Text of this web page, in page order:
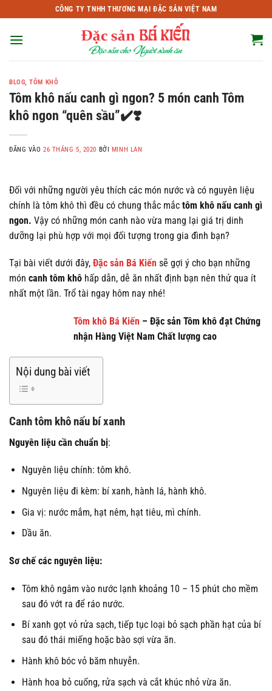
qua
nội
CÔNG TY TNHH THƯƠNG MẠI ĐẶC SẢN VIỆT NAM
BLOG,TÔM KHÔ
Tôm khô nấu canh gì ngon? 5 món canh Tôm
khô ngon “quên sầu”✔️❣️
ĐĂNG VÀO26 THÁNG 5, 2020 BỞI MINH LAN
Đối với những người yêu thích các món nước và có nguyên liệu
chính là tôm khô thì đều có chung thắc mắc tôm khô nấu canh gì
ngon. Vậy có những món canh nào vừa mang lại giá trị dinh
dưỡng lại phù hợp với mọi đối tượng trong gia đình bạn?
Tại bài viết dưới đây, Đặc sản Bá Kiến sẽ gợi ý cho bạn những
món canh tôm khô hấp dẫn, dễ ăn nhất định bạn nên thử qua ít
nhất một lần. Trổ tài ngay hôm nay nhé!
Tôm khô Bá Kiến – Đặc sản Tôm khô đạt Chứng
nhận Hàng Việt Nam Chất lượng cao
Nội dung bài viết
Canh tôm khô nấu bí xanh
Nguyên liệu cần chuẩn bị:
Nguyên liệu chính: tôm khô.
Nguyên liệu đi kèm: bí xanh, hành lá, hành khô.
Gia vị: nước mắm, hạt nêm, hạt tiêu, mì chính.
Dầu ăn.
Sơ chế các nguyên liệu:
Tôm khô ngâm vào nước lạnh khoảng 10 – 15 phút cho mềm
sau đó vớt ra để ráo nước.
Bí xanh gọt vỏ rửa sạch, tiếp tục loại bỏ sạch phần hạt của bí
sau đó thái miếng hoặc bào sợi vừa ăn.
Hành khô bóc vỏ băm nhuyễn.
Hành hoa bỏ cuống, rửa sạch và cắt khúc nhỏ vừa ăn.